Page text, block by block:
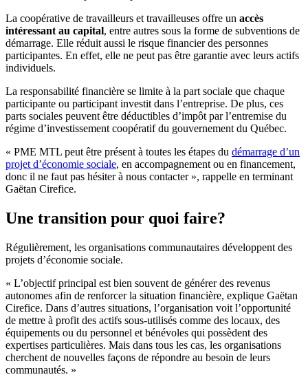
La coopérative de travailleurs et travailleuses offre un accès
intéressant au capital, entre autres sous la forme de subventions de
démarrage. Elle réduit aussi le risque financier des personnes
participantes. En effet, elle ne peut pas être garantie avec leurs actifs
individuels.
La responsabilité financière se limite à la part sociale que chaque
participante ou participant investit dans l’entreprise. De plus, ces
parts sociales peuvent être déductibles d’impôt par l’entremise du
régime d’investissement coopératif du gouvernement du Québec.
« PME MTL peut être présent à toutes les étapes du démarrage d’un
projet d’économie sociale, en accompagnement ou en financement,
donc il ne faut pas hésiter à nous contacter », rappelle en terminant
Gaëtan Cirefice.
Une transition pour quoi faire?
Régulièrement, les organisations communautaires développent des
projets d’économie sociale.
« L’objectif principal est bien souvent de générer des revenus
autonomes afin de renforcer la situation financière, explique Gaëtan
Cirefice. Dans d’autres situations, l’organisation voit l’opportunité
de mettre à profit des actifs sous-utilisés comme des locaux, des
équipements ou du personnel et bénévoles qui possèdent des
expertises particulières. Mais dans tous les cas, les organisations
cherchent de nouvelles façons de répondre au besoin de leurs
communautés. »